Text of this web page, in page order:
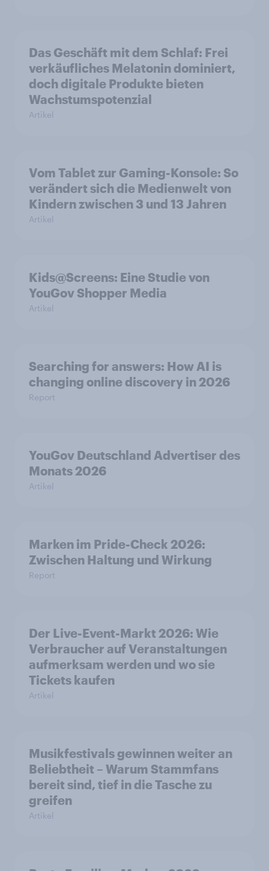
Das Geschäft mit dem Schlaf: Frei
verkäufliches Melatonin dominiert,
doch digitale Produkte bieten
Wachstumspotenzial
Artikel
Vom Tablet zur Gaming-Konsole: So
verändert sich die Medienwelt von
Kindern zwischen 3 und 13 Jahren
Artikel
Kids@Screens: Eine Studie von
YouGov Shopper Media
Artikel
Searching for answers: How AI is
changing online discovery in 2026
Report
YouGov Deutschland Advertiser des
Monats 2026
Artikel
Marken im Pride-Check 2026:
Zwischen Haltung und Wirkung
Report
Der Live-Event-Markt 2026: Wie
Verbraucher auf Veranstaltungen
aufmerksam werden und wo sie
Tickets kaufen
Artikel
Musikfestivals gewinnen weiter an
Beliebtheit – Warum Stammfans
bereit sind, tief in die Tasche zu
greifen
Artikel